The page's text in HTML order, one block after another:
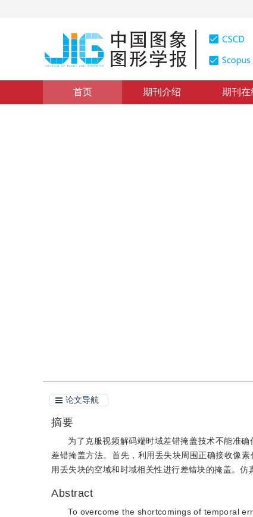
首页 期刊介绍 期刊在
论文导航
摘要
为了克服视频解码端时域差错掩盖技术不能准
差错掩盖方法。首先，利用丢失块周围正确接收像
用丢失块的空域和时域相关性进行差错块的掩盖。
Abstract
To overcome the shortcomings of temporal